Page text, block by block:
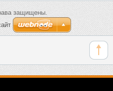
защищены.